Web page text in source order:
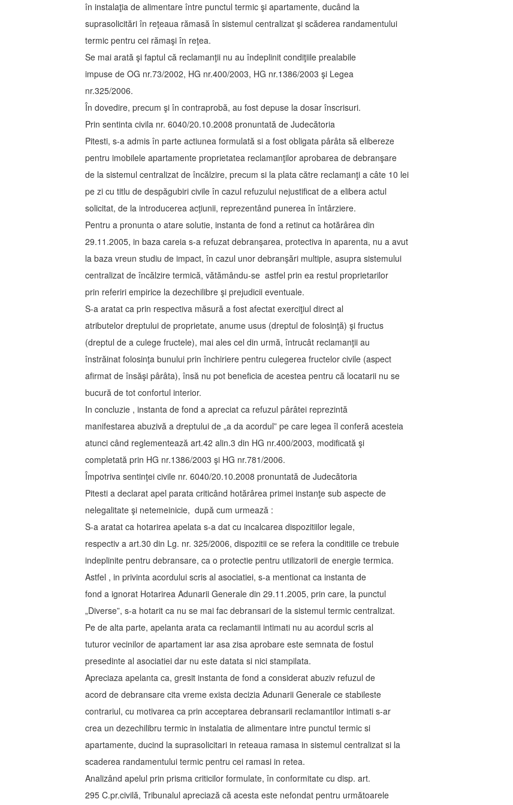
în instalaţia de alimentare între punctul termic şi apartamente, ducând la
suprasolicitări în reţeaua rămasă în sistemul centralizat şi scăderea randamentului
termic pentru cei rămaşi în reţea.
Se mai arată şi faptul că reclamanţii nu au îndeplinit condiţiile prealabile
impuse de OG nr.73/2002, HG nr.400/2003, HG nr.1386/2003 şi Legea
nr.325/2006.
În dovedire, precum şi în contraprobă, au fost depuse la dosar înscrisuri.
Prin sentinta civila nr. 6040/20.10.2008 pronuntată de Judecătoria
Pitesti, s-a admis în parte actiunea formulată si a fost obligata pârâta să elibereze
pentru imobilele apartamente proprietatea reclamanţilor aprobarea de debranşare
de la sistemul centralizat de încălzire, precum si la plata către reclamanţi a câte 10 lei
pe zi cu titlu de despăgubiri civile în cazul refuzului nejustificat de a elibera actul
solicitat, de la introducerea acţiunii, reprezentând punerea în întârziere.
Pentru a pronunta o atare solutie, instanta de fond a retinut ca hotărârea din
29.11.2005, in baza careia s-a refuzat debranşarea, protectiva in aparenta, nu a avut
la baza vreun studiu de impact, în cazul unor debranşări multiple, asupra sistemului
centralizat de încălzire termică, vătămându-se astfel prin ea restul proprietarilor
prin referiri empirice la dezechilibre şi prejudicii eventuale.
S-a aratat ca prin respectiva măsură a fost afectat exerciţiul direct al
atributelor dreptului de proprietate, anume usus (dreptul de folosinţă) şi fructus
(dreptul de a culege fructele), mai ales cel din urmă, întrucât reclamanţii au
înstrăinat folosinţa bunului prin închiriere pentru culegerea fructelor civile (aspect
afirmat de însăşi pârâta), însă nu pot beneficia de acestea pentru că locatarii nu se
bucură de tot confortul interior.
In concluzie , instanta de fond a apreciat ca refuzul pârâtei reprezintă
manifestarea abuzivă a dreptului de „a da acordul” pe care legea îl conferă acesteia
atunci când reglementează art.42 alin.3 din HG nr.400/2003, modificată şi
completată prin HG nr.1386/2003 şi HG nr.781/2006.
Împotriva sentinţei civile nr. 6040/20.10.2008 pronuntată de Judecătoria
Pitesti a declarat apel parata criticând hotărârea primei instanţe sub aspecte de
nelegalitate şi netemeinicie, după cum urmează :
S-a aratat ca hotarirea apelata s-a dat cu incalcarea dispozitiilor legale,
respectiv a art.30 din Lg. nr. 325/2006, dispozitii ce se refera la conditiile ce trebuie
indeplinite pentru debransare, ca o protectie pentru utilizatorii de energie termica.
Astfel , in privinta acordului scris al asociatiei, s-a mentionat ca instanta de
fond a ignorat Hotarirea Adunarii Generale din 29.11.2005, prin care, la punctul
„Diverse”, s-a hotarit ca nu se mai fac debransari de la sistemul termic centralizat.
Pe de alta parte, apelanta arata ca reclamantii intimati nu au acordul scris al
tuturor vecinilor de apartament iar asa zisa aprobare este semnata de fostul
presedinte al asociatiei dar nu este datata si nici stampilata.
Apreciaza apelanta ca, gresit instanta de fond a considerat abuziv refuzul de
acord de debransare cita vreme exista decizia Adunarii Generale ce stabileste
contrariul, cu motivarea ca prin acceptarea debransarii reclamantilor intimati s-ar
crea un dezechilibru termic in instalatia de alimentare intre punctul termic si
apartamente, ducind la suprasolicitari in reteaua ramasa in sistemul centralizat si la
scaderea randamentului termic pentru cei ramasi in retea.
Analizând apelul prin prisma criticilor formulate, în conformitate cu disp. art.
295 C.pr.civilă, Tribunalul apreciază că acesta este nefondat pentru următoarele